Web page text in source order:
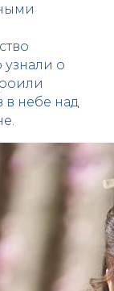
узнали о
небе над